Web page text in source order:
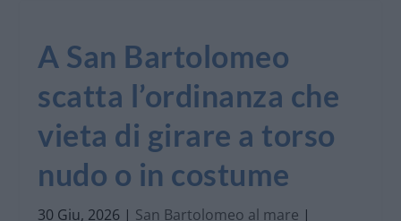
A San Bartolomeo
scatta l’ordinanza che
vieta di girare a torso
nudo o in costume
30 Giu, 2026 | San Bartolomeo al mare |